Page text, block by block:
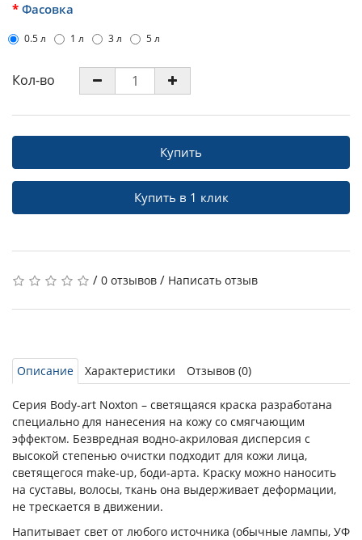
Фасовка
0.5 л 1 л 3 л 5 л
Кол-во
Купить
Купить в 1 клик
/ 0 отзывов / Написать отзыв
Описание Характеристики Отзывов (0)
Серия Body-art Noxton – светящаяся краска разработана
специально для нанесения на кожу со смягчающим
эффектом. Безвредная водно-акриловая дисперсия с
высокой степенью очистки подходит для кожи лица,
светящегося make-up, боди-арта. Краску можно наносить
на суставы, волосы, ткань она выдерживает деформации,
не трескается в движении.
Напитывает свет от любого источника (обычные лампы, УФ